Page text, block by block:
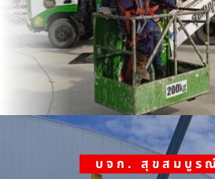
บจก. สุขสมบูร